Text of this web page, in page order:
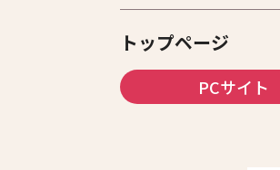
トップページ
PCサイト